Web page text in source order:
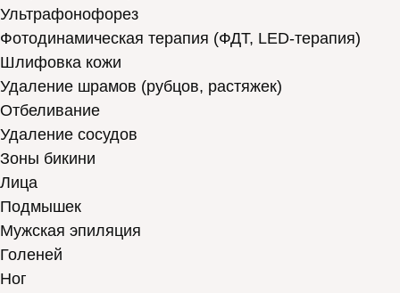
Ультрафонофорез
Фотодинамическая терапия (ФДТ, LED-терапия)
Шлифовка кожи
Удаление шрамов (рубцов, растяжек)
Отбеливание
Удаление сосудов
Зоны бикини
Лица
Подмышек
Мужская эпиляция
Голеней
Ног